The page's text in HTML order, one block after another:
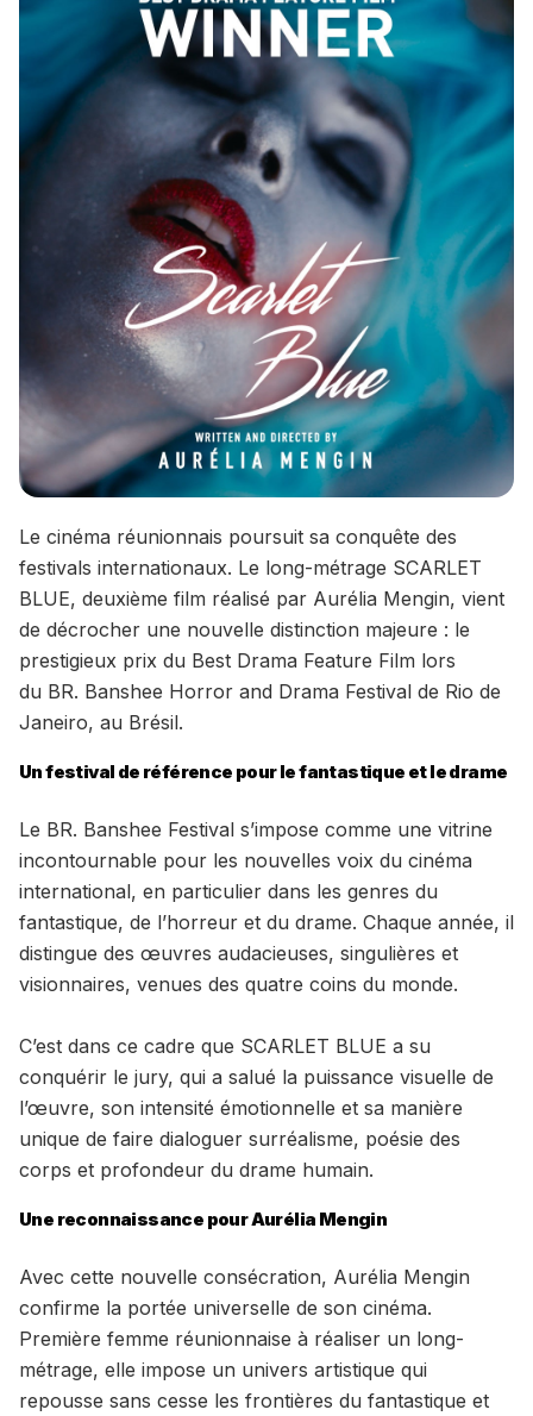
Le cinéma réunionnais poursuit sa conquête des
festivals internationaux. Le long-métrage SCARLET
BLUE, deuxième film réalisé par Aurélia Mengin, vient
de décrocher une nouvelle distinction majeure : le
prestigieux prix du Best Drama Feature Film lors
du BR. Banshee Horror and Drama Festival de Rio de
Janeiro, au Brésil.
Un festival de référence pour le fantastique et le drame
Le BR. Banshee Festival s’impose comme une vitrine
incontournable pour les nouvelles voix du cinéma
international, en particulier dans les genres du
fantastique, de l’horreur et du drame. Chaque année, il
distingue des œuvres audacieuses, singulières et
visionnaires, venues des quatre coins du monde.
C’est dans ce cadre que SCARLET BLUE a su
conquérir le jury, qui a salué la puissance visuelle de
l’œuvre, son intensité émotionnelle et sa manière
unique de faire dialoguer surréalisme, poésie des
corps et profondeur du drame humain.
Une reconnaissance pour Aurélia Mengin
Avec cette nouvelle consécration, Aurélia Mengin
confirme la portée universelle de son cinéma.
Première femme réunionnaise à réaliser un long-
métrage, elle impose un univers artistique qui
repousse sans cesse les frontières du fantastique et